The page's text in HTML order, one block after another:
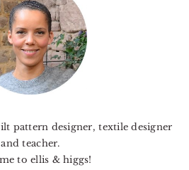
pattern designer, textile designer
and teacher.
to ellis & higgs!